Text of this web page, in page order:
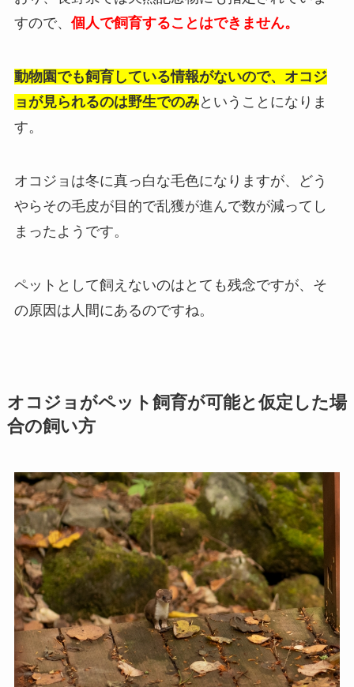
すので、 個人で飼育することはできません。
動物園でも飼育している情報がないので、オコジ
ョが見られるのは野生でのみということになりま
す。
オコジョは冬に真っ白な毛色になりますが、どう
やらその毛皮が目的で乱獲が進んで数が減ってし
まったようです。
ペットとして飼えないのはとても残念ですが、そ
の原因は人間にあるのですね。
オコジョがペット飼育が可能と仮定した場
合の飼い方